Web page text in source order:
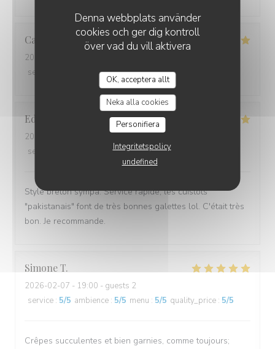
Denna webbplats använder
cookies och ger dig kontroll
över vad du vill aktivera
OK, acceptera allt
Neka alla cookies
Personifiera
Integritetspolicy
undefined
Catherine B
2026-02-11
service
ambience:5/5 menu:5/5 quality_price
Edwige
2026-02-07
service
5/5 menu:5/5 quality_price
Style breton sympa. Service rapide, les cuistots
"pakistanais" font de très bonnes galettes lol. C'était très
bon. Je recommande.
SimoneT
2026-02-07 - 19:00 - guests 2
service : 5/5 ambience : 5/5 menu : 5/5 quality_price : 5/5
Crêpes succulentes et bien garnies, comme toujours;